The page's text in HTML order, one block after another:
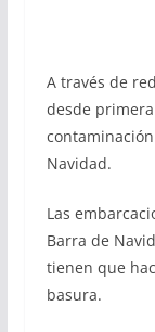
A través de
desde
Navidad.
Las
Barra de
tienen que
basura.